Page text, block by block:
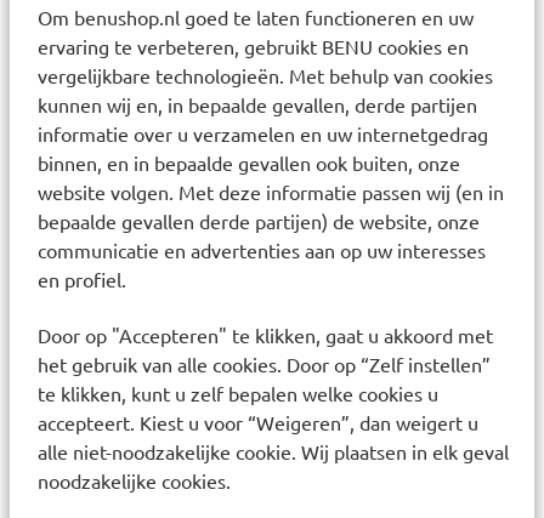
Om benushop.nl goed te laten functioneren en uw
ervaring te verbeteren, gebruikt BENU cookies en
vergelijkbare technologieën. Met behulp van cookies
kunnen wij en, in bepaalde gevallen, derde partijen
informatie over u verzamelen en uw internetgedrag
binnen, en in bepaalde gevallen ook buiten, onze
website volgen. Met deze informatie passen wij (en in
bepaalde gevallen derde partijen) de website, onze
communicatie en advertenties aan op uw interesses
en profiel.
Door op "Accepteren" te klikken, gaat u akkoord met
het gebruik van alle cookies. Door op “Zelf instellen”
te klikken, kunt u zelf bepalen welke cookies u
accepteert. Kiest u voor “Weigeren”, dan weigert u
alle niet-noodzakelijke cookie. Wij plaatsen in elk geval
noodzakelijke cookies.
energierijk
eiwitrijk
smaak: chocolade
Toepassen bij:
kinderen ouder dan 3 jaar (voorzichtig bij
kinderen onder de 6 jaar) en volwassenen
(risico op) ziektegerelareerde ondervoeding
een verhoogde energie- en eiwitbehoefte en/of
vochtbeperking
ouderen
Niet toepassen bij:
kinderen onder 3 jaar
indien drinkvoeding niet is toegestaan (geen of
onvoldoende darmwerking, acute pancreatitis)
lever- en nierinsufficiëntie